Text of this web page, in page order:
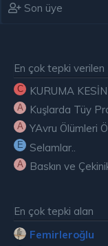
Son üye
En çok tepki verilen
C KURUMA
A Kuşlarda Tüy
A YAvru Ölümleri
E Selamlar..
A Baskın ve
En çok tepki alan
Femirleroğlu